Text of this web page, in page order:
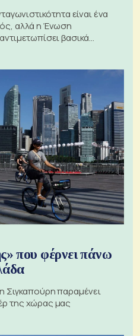
είναι ένα
αλλά η Ένωση
βασικά
που φέρνει πάνω
Σιγκαπούρη παραμένει
της χώρας μας